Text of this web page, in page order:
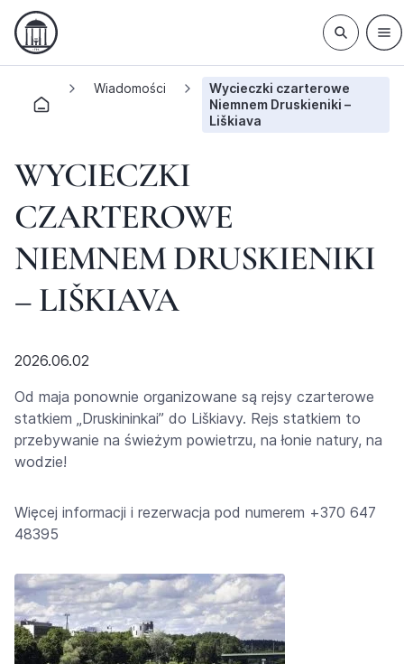
Wiadomości
Wycieczki czarterowe
Niemnem Druskieniki –
Liškiava
WYCIECZKI
CZARTEROWE
NIEMNEM DRUSKIENIKI
– LIŠKIAVA
2026.06.02
Od maja ponownie organizowane są rejsy czarterowe
statkiem „Druskininkai” do Liškiavy. Rejs statkiem to
przebywanie na świeżym powietrzu, na łonie natury, na
wodzie!
Więcej informacji i rezerwacja pod numerem +370 647
48395